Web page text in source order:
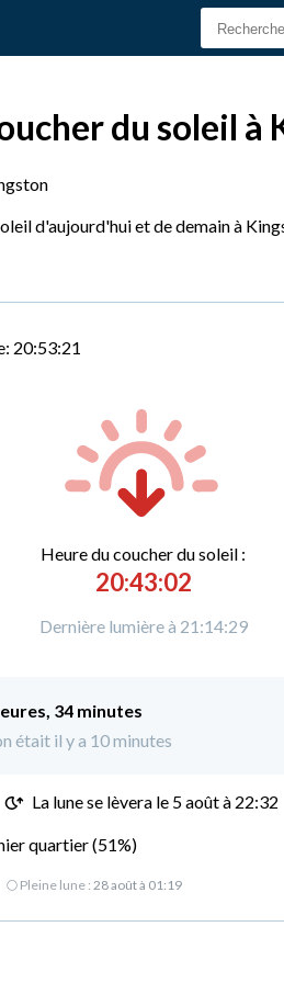
du soleil à
d'aujourd'hui et de demain à
20:53:22
Heure ducoucher du soleil :
20:43:02
Dernière lumière à 21:14:29
34 minutes
était il y a 10 minutes
La lune se lèvera le 5 août à 22:32
quartier (51%)
🌕 Pleine lune : 28 août à 01:19